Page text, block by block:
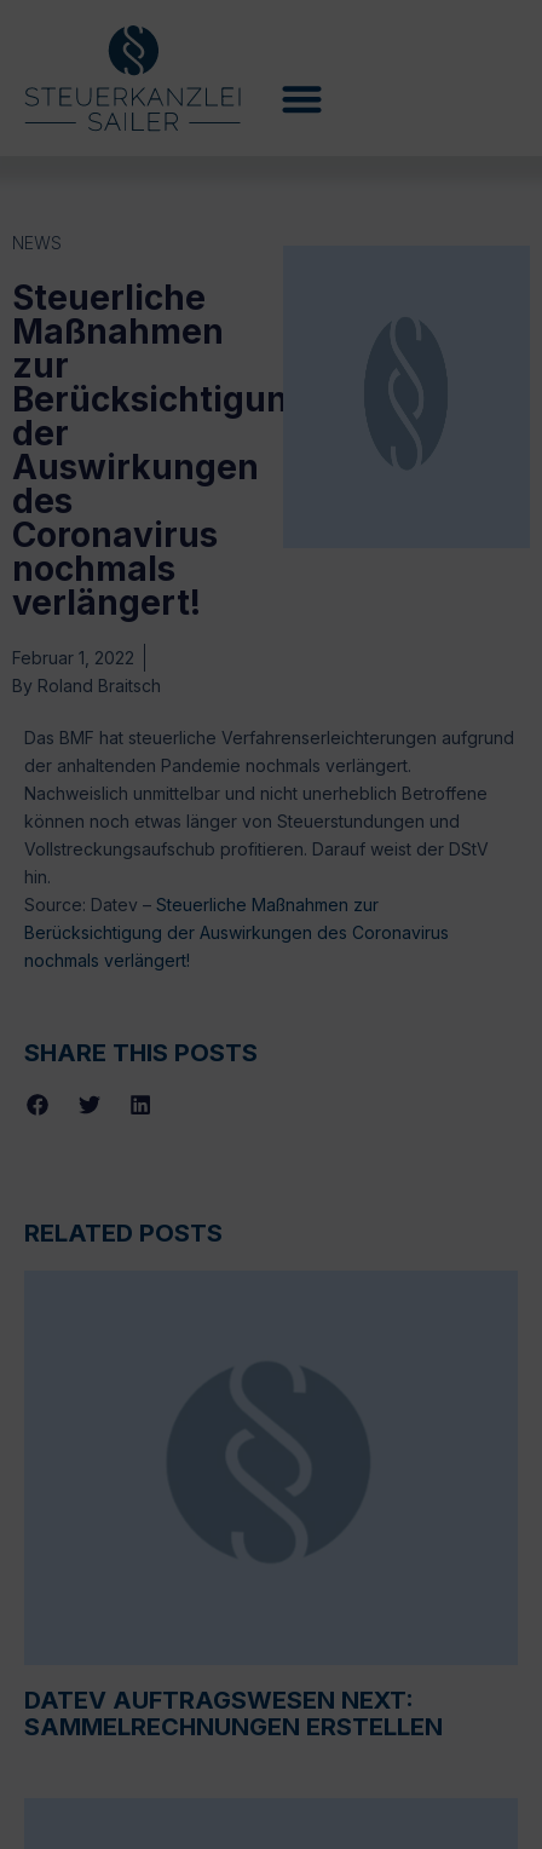
NEWS
Steuerliche
Maßnahmen
zur
Berücksichtigung
der
Auswirkungen
des
Coronavirus
nochmals
verlängert!
Februar 1, 2022
By Roland Braitsch
Das BMF hat steuerliche Verfahrenserleichterungen aufgrund
der anhaltenden Pandemie nochmals verlängert.
Nachweislich unmittelbar und nicht unerheblich Betroffene
können noch etwas länger von Steuerstundungen und
Vollstreckungsaufschub profitieren. Darauf weist der DStV
hin.
Source: Datev – Steuerliche Maßnahmen zur
Berücksichtigung der Auswirkungen des Coronavirus
nochmals verlängert!
SHARE THIS POSTS
RELATED POSTS
DATEV AUFTRAGSWESEN NEXT:
SAMMELRECHNUNGEN ERSTELLEN